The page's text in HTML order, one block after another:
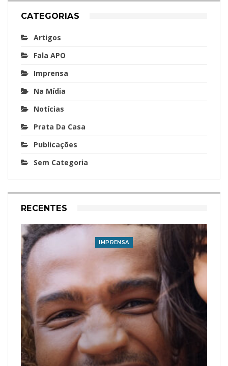
CATEGORIAS
Artigos
Fala APO
Imprensa
Na Mídia
Notícias
Prata Da Casa
Publicações
Sem Categoria
RECENTES
IMPRENSA